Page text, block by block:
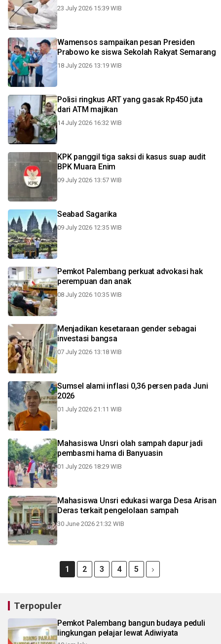
23 July 2026 15:39 WIB
Wamensos sampaikan pesan Presiden
Prabowo ke siswa Sekolah Rakyat Semarang
18 July 2026 13:19 WIB
Polisi ringkus ART yang gasak Rp450 juta
dari ATM majikan
14 July 2026 16:32 WIB
KPK panggil tiga saksi di kasus suap audit
BPK Muara Enim
09 July 2026 13:57 WIB
Seabad Sagarika
09 July 2026 12:35 WIB
Pemkot Palembang perkuat advokasi hak
perempuan dan anak
08 July 2026 10:35 WIB
Menjadikan kesetaraan gender sebagai
investasi bangsa
07 July 2026 13:18 WIB
Sumsel alami inflasi 0,36 persen pada Juni
2026
01 July 2026 21:11 WIB
Mahasiswa Unsri olah sampah dapur jadi
pembasmi hama di Banyuasin
01 July 2026 18:29 WIB
Mahasiswa Unsri edukasi warga Desa Arisan
Deras terkait pengelolaan sampah
30 June 2026 21:32 WIB
1 2 3 4 5
Terpopuler
Pemkot Palembang bangun budaya peduli
lingkungan pelajar lewat Adiwiyata